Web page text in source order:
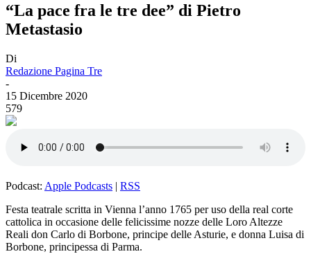
“La pace fra le tre dee” di Pietro
Metastasio
Di
Redazione Pagina Tre
-
15 Dicembre 2020
579
Podcast: Apple Podcasts | RSS
Festa teatrale scritta in Vienna l’anno 1765 per uso della real corte
cattolica in occasione delle felicissime nozze delle Loro Altezze
Reali don Carlo di Borbone, principe delle Asturie, e donna Luisa di
Borbone, principessa di Parma.